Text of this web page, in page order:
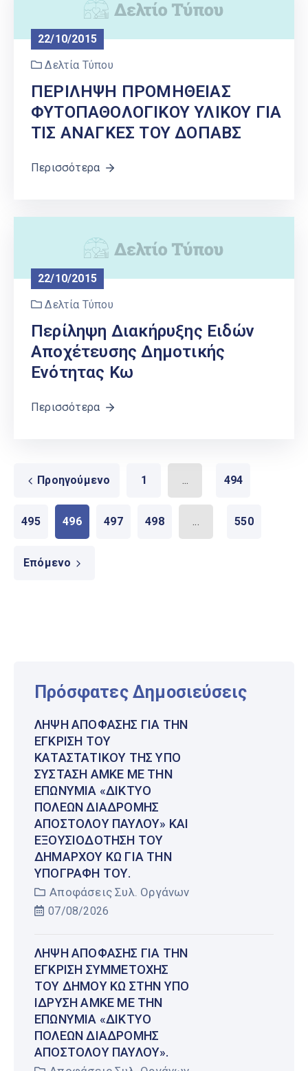
22/10/2015
Δελτία Τύπου
ΠΕΡΙΛΗΨΗ ΠΡΟΜΗΘΕΙΑΣ
ΦΥΤΟΠΑΘΟΛΟΓΙΚΟΥ ΥΛΙΚΟΥ ΓΙΑ
ΤΙΣ ΑΝΑΓΚΕΣ ΤΟΥ ΔΟΠΑΒΣ
Περισσότερα
22/10/2015
Δελτία Τύπου
Περίληψη Διακήρυξης Ειδών
Αποχέτευσης Δημοτικής
Ενότητας Κω
Περισσότερα
Προηγούμενο 1 ... 494
495 496 497 498 ... 550
Επόμενο
Πρόσφατες Δημοσιεύσεις
ΛΉΨΗ ΑΠΌΦΑΣΗΣ ΓΙΑ ΤΗΝ
ΈΓΚΡΙΣΗ ΤΟΥ
ΚΑΤΑΣΤΑΤΙΚΟΎ ΤΗΣ ΥΠΌ
ΣΎΣΤΑΣΗ ΑΜΚΕ ΜΕ ΤΗΝ
ΕΠΩΝΥΜΊΑ «ΔΊΚΤΥΟ
ΠΌΛΕΩΝ ΔΙΑΔΡΟΜΉΣ
ΑΠΟΣΤΌΛΟΥ ΠΑΎΛΟΥ» ΚΑΙ
ΕΞΟΥΣΙΟΔΌΤΗΣΗ ΤΟΥ
ΔΗΜΆΡΧΟΥ ΚΩ ΓΙΑ ΤΗΝ
ΥΠΟΓΡΑΦΉ ΤΟΥ.
Αποφάσεις Συλ. Οργάνων
07/08/2026
ΛΉΨΗ ΑΠΌΦΑΣΗΣ ΓΙΑ ΤΗΝ
ΈΓΚΡΙΣΗ ΣΥΜΜΕΤΟΧΉΣ
ΤΟΥ ΔΉΜΟΥ ΚΩ ΣΤΗΝ ΥΠΌ
ΊΔΡΥΣΗ ΑΜΚΕ ΜΕ ΤΗΝ
ΕΠΩΝΥΜΊΑ «ΔΊΚΤΥΟ
ΠΌΛΕΩΝ ΔΙΑΔΡΟΜΉΣ
ΑΠΟΣΤΌΛΟΥ ΠΑΎΛΟΥ».